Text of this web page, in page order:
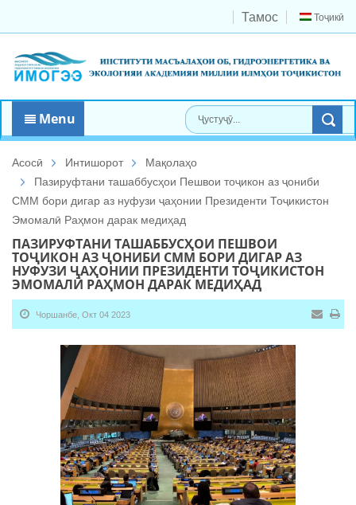
Тоҷикӣ
Тамос
Menu
Асосӣ Интишорот
Мақолаҳо
Пазируфтани ташаббусҳои Пешвои тоҷикон аз ҷониби
СММ бори дигар аз нуфузи ҷаҳонии Президенти Тоҷикистон
Эмомалӣ Раҳмон дарак медиҳад
ПАЗИРУФТАНИ ТАШАББУСҲОИ ПЕШВОИ
ТОҶИКОН АЗ ҶОНИБИ СММ БОРИ ДИГАР АЗ
НУФУЗИ ҶАҲОНИИ ПРЕЗИДЕНТИ ТОҶИКИСТОН
ЭМОМАЛӢ РАҲМОН ДАРАК МЕДИҲАД
Чоршанбе, Окт 04 2023